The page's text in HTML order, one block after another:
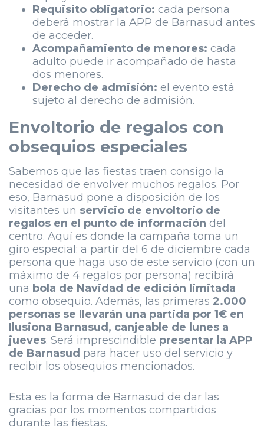
Requisito obligatorio: cada persona
deberá mostrar la APP de Barnasud antes
de acceder.
Acompañamiento de menores: cada
adulto puede ir acompañado de hasta
dos menores.
Derecho de admisión: el evento está
sujeto al derecho de admisión.
Envoltorio de regalos con
obsequios especiales
Sabemos que las fiestas traen consigo la
necesidad de envolver muchos regalos. Por
eso, Barnasud pone a disposición de los
visitantes un servicio de envoltorio de
regalos en el punto de información del
centro. Aquí es donde la campaña toma un
giro especial: a partir del 6 de diciembre cada
persona que haga uso de este servicio (con un
máximo de 4 regalos por persona) recibirá
una bola de Navidad de edición limitada
como obsequio. Además, las primeras 2.000
personas se llevarán una partida por 1€ en
Ilusiona Barnasud, canjeable de lunes a
jueves. Será imprescindible presentar la APP
de Barnasud para hacer uso del servicio y
recibir los obsequios mencionados.
Esta es la forma de Barnasud de dar las
gracias por los momentos compartidos
durante las fiestas.